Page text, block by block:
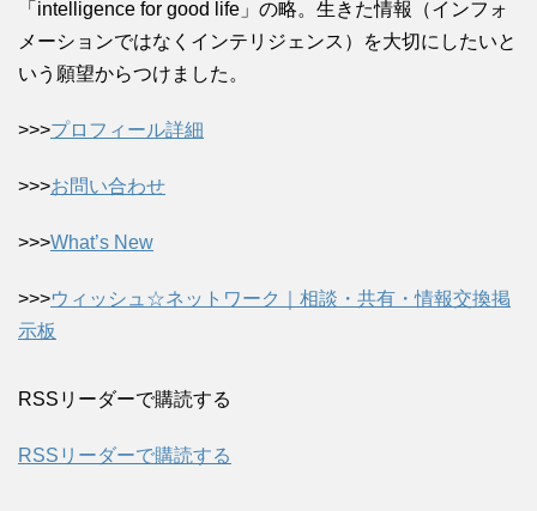
「intelligence for good life」の略。生きた情報（インフォ
メーションではなくインテリジェンス）を大切にしたいと
いう願望からつけました。
>>>プロフィール詳細
>>>お問い合わせ
>>>What’s New
>>>ウィッシュ☆ネットワーク｜相談・共有・情報交換掲
示板
RSSリーダーで購読する
RSSリーダーで購読する